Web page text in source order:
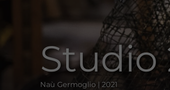
Studio
Naù Germoglio | 2021